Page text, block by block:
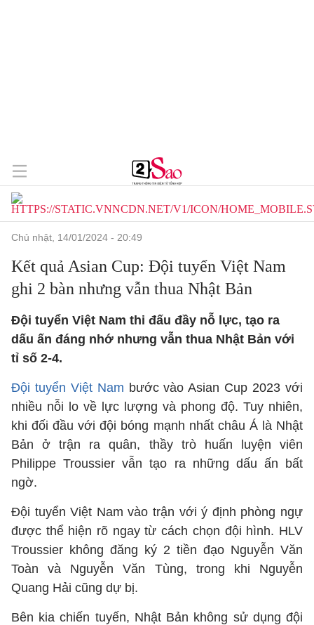
chủ nhật, 14/01/2024 - 20:49
Kết quả Asian Cup: Đội tuyển Việt Nam
ghi 2 bàn nhưng vẫn thua Nhật Bản
Đội tuyển Việt Nam thi đấu đầy nỗ lực, tạo ra
dấu ấn đáng nhớ nhưng vẫn thua Nhật Bản với
tỉ số 2-4.
Đội tuyển Việt Nam bước vào Asian Cup 2023 với
nhiều nỗi lo về lực lượng và phong độ. Tuy nhiên,
khi đối đầu với đội bóng mạnh nhất châu Á là Nhật
Bản ở trận ra quân, thầy trò huấn luyện viên
Philippe Troussier vẫn tạo ra những dấu ấn bất
ngờ.
Đội tuyển Việt Nam vào trận với ý định phòng ngự
được thể hiện rõ ngay từ cách chọn đội hình. HLV
Troussier không đăng ký 2 tiền đạo Nguyễn Văn
Toàn và Nguyễn Văn Tùng, trong khi Nguyễn
Quang Hải cũng dự bị.
Bên kia chiến tuyến, Nhật Bản không sử dụng đội